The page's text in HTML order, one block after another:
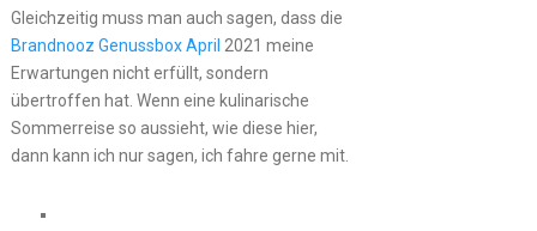
Gleichzeitig muss man auch sagen, dass die
Brandnooz Genussbox April 2021 meine
Erwartungen nicht erfüllt, sondern
übertroffen hat. Wenn eine kulinarische
Sommerreise so aussieht, wie diese hier,
dann kann ich nur sagen, ich fahre gerne mit.